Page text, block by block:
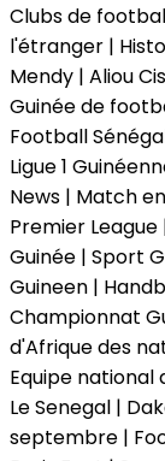
Clubs de
l'étranger |
Mendy | Aliou
Guinée de
Football
Ligue 1
News | Match
Premier League
Guinée | Sport
Guineen |
Championnat
d'Afrique des
Equipe national
Le Senegal |
septembre |